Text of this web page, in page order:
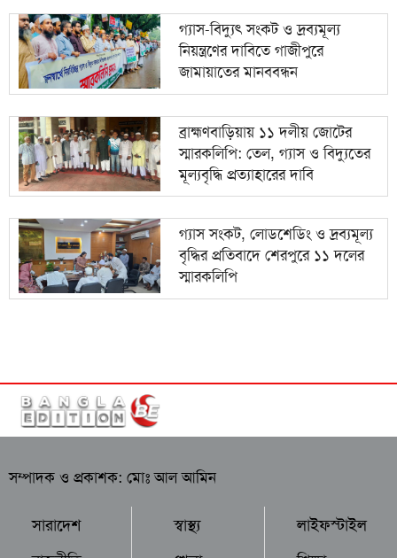
গ্যাস-বিদ্যুৎ সংকট ও দ্রব্যমূল্য
নিয়ন্ত্রণের দাবিতে গাজীপুরে
জামায়াতের মানববন্ধন
ব্রাহ্মণবাড়িয়ায় ১১ দলীয় জোটের
স্মারকলিপি: তেল, গ্যাস ও বিদ্যুতের
মূল্যবৃদ্ধি প্রত্যাহারের দাবি
গ্যাস সংকট, লোডশেডিং ও দ্রব্যমূল্য
বৃদ্ধির প্রতিবাদে শেরপুরে ১১ দলের
স্মারকলিপি
সম্পাদক ও প্রকাশক: মোঃ আল আমিন
সারাদেশ
স্বাস্থ্য
লাইফস্টাইল